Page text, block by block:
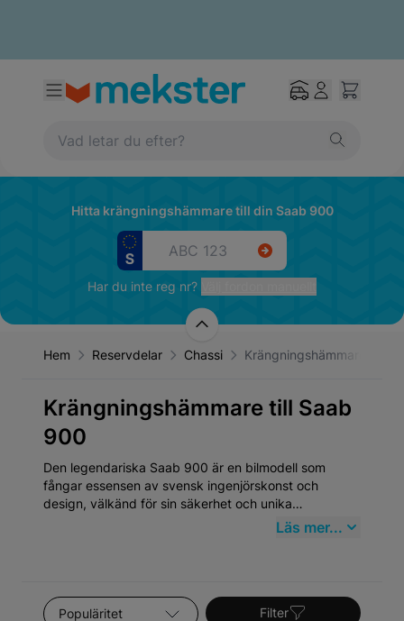
Hitta krängningshämmare till din Saab 900
Har du inte reg nr?
Hem Reservdelar Chassi Krängningshämmare
Krängningshämmare till Saab
900
Den legendariska Saab 900 är en bilmodell som
fångar essensen av svensk ingenjörskonst och
design, välkänd för sin säkerhet och unika
karossstruktur. Först introducerad 1978 och tillverkad
vilket gör den både hållbar och eftertraktad på
begagnadmarknaden.
Läs mer...
Sortera efter Filter